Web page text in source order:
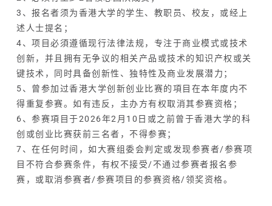
3、报名者须为香港大学的学生、教职员、校友，或经上
述人士提名；
4、项目必須遵循现行法律法规，专注于商业模式或技术
创新，并且拥有无争议的相关产品或技术的知识产权或关
键技术，同时具备创新性、独特性及商业发展潜力；
5、曾参加过香港大学创新创业比赛的項目在本年度内不
得重复参赛。如有违反，主办方有权取消其参赛资格；
6、参赛項目于2026年2月10日或之前曾于香港大学的科
创或创业比赛获前三名者，不得参赛；
7、在任何时间，如大赛组委会判定或发现参赛者/参赛项
目不符合参赛条件，有权不接受/不通过参赛者报名参
赛，或取消参赛者/参赛项目的参赛资格/领奖资格。